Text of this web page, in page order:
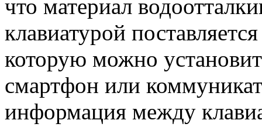
что материал
клавиатурой
которую можно
смартфон или
информация между